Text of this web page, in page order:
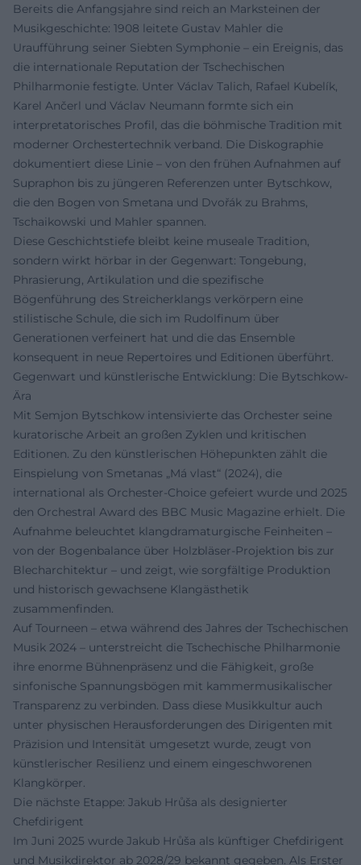
Bereits die Anfangsjahre sind reich an Marksteinen der
Musikgeschichte: 1908 leitete Gustav Mahler die
Uraufführung seiner Siebten Symphonie – ein Ereignis, das
die internationale Reputation der Tschechischen
Philharmonie festigte. Unter Václav Talich, Rafael Kubelík,
Karel Ančerl und Václav Neumann formte sich ein
interpretatorisches Profil, das die böhmische Tradition mit
moderner Orchestertechnik verband. Die Diskographie
dokumentiert diese Linie – von den frühen Aufnahmen auf
Supraphon bis zu jüngeren Referenzen unter Bytschkow,
die den Bogen von Smetana und Dvořák zu Brahms,
Tschaikowski und Mahler spannen.
Diese Geschichtstiefe bleibt keine museale Tradition,
sondern wirkt hörbar in der Gegenwart: Tongebung,
Phrasierung, Artikulation und die spezifische
Bögenführung des Streicherklangs verkörpern eine
stilistische Schule, die sich im Rudolfinum über
Generationen verfeinert hat und die das Ensemble
konsequent in neue Repertoires und Editionen überführt.
Gegenwart und künstlerische Entwicklung: Die Bytschkow-
Ära
Mit Semjon Bytschkow intensivierte das Orchester seine
kuratorische Arbeit an großen Zyklen und kritischen
Editionen. Zu den künstlerischen Höhepunkten zählt die
Einspielung von Smetanas „Má vlast“ (2024), die
international als Orchester-Choice gefeiert wurde und 2025
den Orchestral Award des BBC Music Magazine erhielt. Die
Aufnahme beleuchtet klangdramaturgische Feinheiten –
von der Bogenbalance über Holzbläser-Projektion bis zur
Blecharchitektur – und zeigt, wie sorgfältige Produktion
und historisch gewachsene Klangästhetik
zusammenfinden.
Auf Tourneen – etwa während des Jahres der Tschechischen
Musik 2024 – unterstreicht die Tschechische Philharmonie
ihre enorme Bühnenpräsenz und die Fähigkeit, große
sinfonische Spannungsbögen mit kammermusikalischer
Transparenz zu verbinden. Dass diese Musikkultur auch
unter physischen Herausforderungen des Dirigenten mit
Präzision und Intensität umgesetzt wurde, zeugt von
künstlerischer Resilienz und einem eingeschworenen
Klangkörper.
Die nächste Etappe: Jakub Hrůša als designierter
Chefdirigent
Im Juni 2025 wurde Jakub Hrůša als künftiger Chefdirigent
und Musikdirektor ab 2028/29 bekannt gegeben. Als Erster